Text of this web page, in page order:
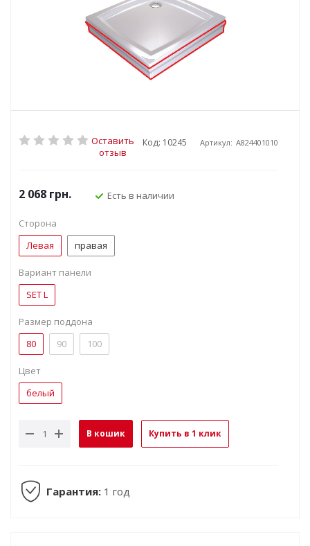
Оставить
отзыв
Код: 10245 Артикул: A824401010
2 068 грн. Есть в наличии
Сторона
Левая
правая
Вариант панели
SET L
Размер поддона
80
90 100
Цвет
белый
В кошик Купить в 1 клик
Гарантия: 1 год